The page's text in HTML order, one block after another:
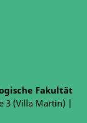
Fakultät
3 (Villa Martin) |